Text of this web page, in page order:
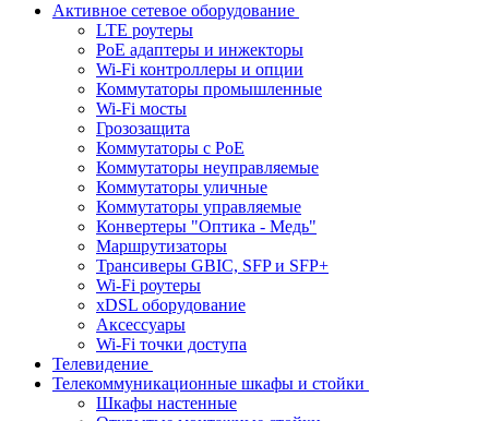
Активное сетевое оборудование
LTE роутеры
PoE адаптеры и инжекторы
Wi-Fi контроллеры и опции
Коммутаторы промышленные
Wi-Fi мосты
Грозозащита
Коммутаторы c PoE
Коммутаторы неуправляемые
Коммутаторы уличные
Коммутаторы управляемые
Конвертеры "Оптика - Медь"
Маршрутизаторы
Трансиверы GBIC, SFP и SFP+
Wi-Fi роутеры
xDSL оборудование
Аксессуары
Wi-Fi точки доступа
Телевидение
Телекоммуникационные шкафы и стойки
Шкафы настенные